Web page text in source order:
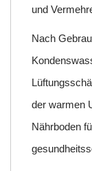
und
Nach
der warmen
Nährboden